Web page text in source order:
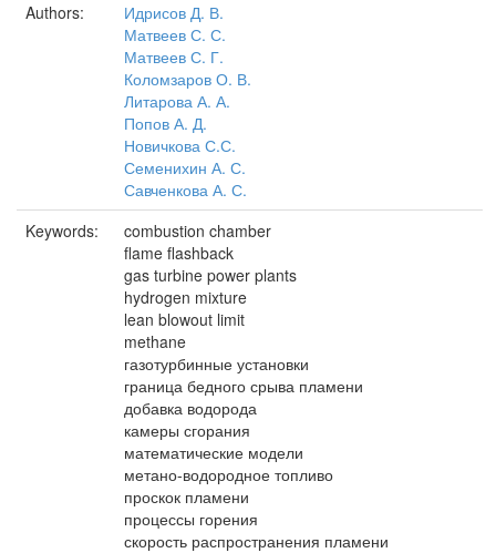
Authors:
Идрисов Д. В.
Матвеев С. С.
Матвеев С. Г.
Коломзаров О. В.
Литарова А. А.
Попов А. Д.
Новичкова С.С.
Семенихин А. С.
Савченкова А. С.
Keywords:
combustion chamber
flame flashback
gas turbine power plants
hydrogen mixture
lean blowout limit
methane
газотурбинные установки
граница бедного срыва пламени
добавка водорода
камеры сгорания
математические модели
метано-водородное топливо
проскок пламени
процессы горения
скорость распространения пламени